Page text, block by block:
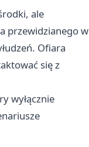
ale
przewidzianego w
Ofiara
się z
wyłącznie